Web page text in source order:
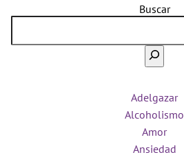
Buscar
Adelgazar
Alcoholismo
Amor
Ansiedad